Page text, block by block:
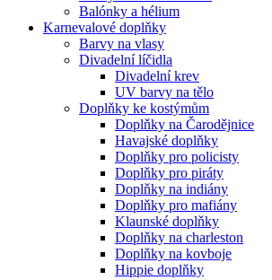
Balónky a hélium
Karnevalové doplňky
Barvy na vlasy
Divadelní líčidla
Divadelní krev
UV barvy na tělo
Doplňky ke kostýmům
Doplňky na Čarodějnice
Havajské doplňky
Doplňky pro policisty
Doplňky pro piráty
Doplňky na indiány
Doplňky pro mafiány
Klaunské doplňky
Doplňky na charleston
Doplňky na kovboje
Hippie doplňky